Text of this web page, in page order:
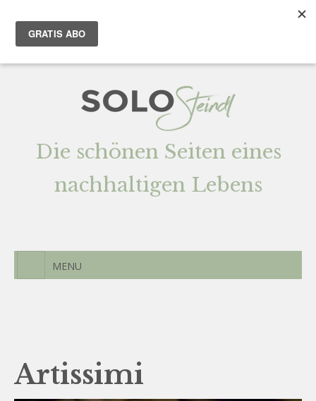
Team AGENTUR
Die schönen Seiten eines
nachhaltigen Lebens
MENU
Artissimi